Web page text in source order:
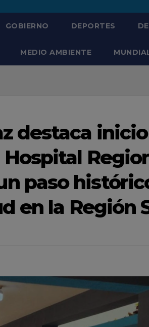
GOBIERNO DEPORTES
MEDIO AMBIENTE
destaca
paso
en la Región